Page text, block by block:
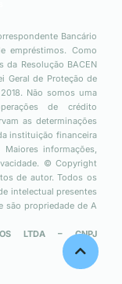
Bancário
empréstimos. Como
da Resolução BACEN
Geral de Proteção de
Não somos uma
de crédito
as determinações
instituição financeira
informações,
© Copyright
de autor. Todos os
intelectual presentes
são propriedade de A
LTDA – CNPJ